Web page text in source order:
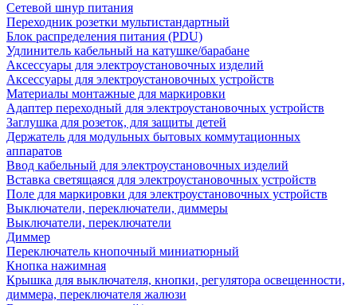
Сетевой шнур питания
Переходник розетки мультистандартный
Блок распределения питания (PDU)
Удлинитель кабельный на катушке/барабане
Аксессуары для электроустановочных изделий
Аксессуары для электроустановочных устройств
Материалы монтажные для маркировки
Адаптер переходный для электроустановочных устройств
Заглушка для розеток, для защиты детей
Держатель для модульных бытовых коммутационных
аппаратов
Ввод кабельный для электроустановочных изделий
Вставка светящаяся для электроустановочных устройств
Поле для маркировки для электроустановочных устройств
Выключатели, переключатели, диммеры
Выключатели, переключатели
Диммер
Переключатель кнопочный миниатюрный
Кнопка нажимная
Крышка для выключателя, кнопки, регулятора освещенности,
диммера, переключателя жалюзи